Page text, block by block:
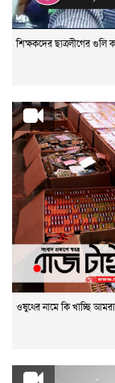
শিক্ষকদের ছাত্রলীগের গুলি
ওষুধের নামে কি খাচ্ছি